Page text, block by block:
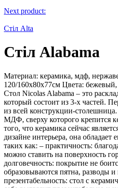
Next product:
Стіл Alta
Стіл Alabama
Материал: керамика, мдф,
120/160х80х77см Цвета:
Стол Nicolas Alabama – это
который состоит из 3-х частей.
из всей конструкции-
МДФ, сверху которого крепится
того, что керамика сейчас
дизайне интерьера, она
таких как: – практичность:
можно ставить на поверхность
долговечность: покрытие не
образовываются пятна, разводы
презентабельность: стол с